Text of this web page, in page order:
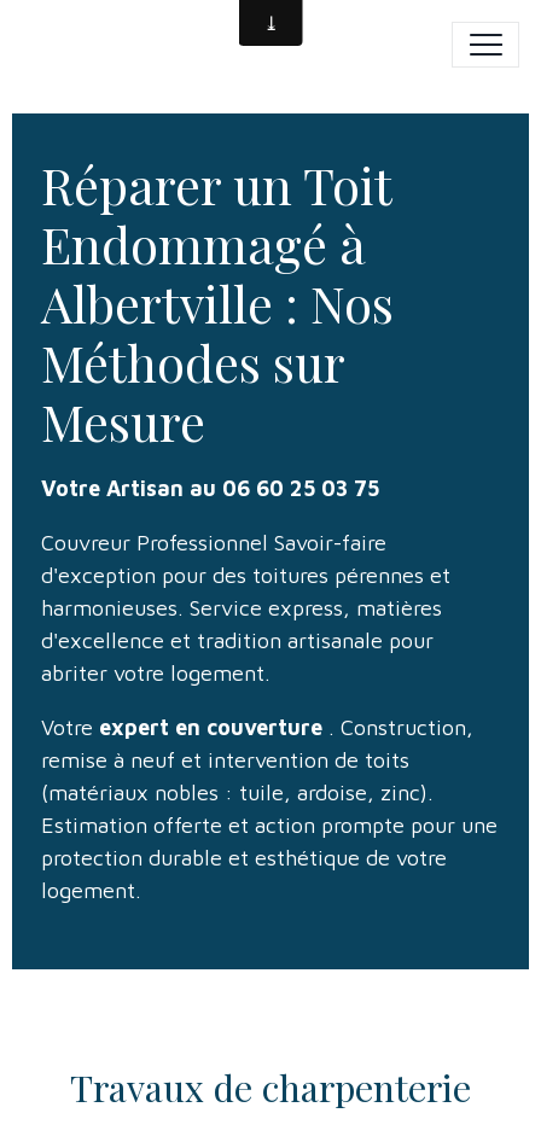
Réparer un Toit
Endommagé à
Albertville : Nos
Méthodes sur
Mesure
Votre Artisan au 06 60 25 03 75
Couvreur Professionnel Savoir-faire
d'exception pour des toitures pérennes et
harmonieuses. Service express, matières
d'excellence et tradition artisanale pour
abriter votre logement.
Votre expert en couverture . Construction,
remise à neuf et intervention de toits
(matériaux nobles : tuile, ardoise, zinc).
Estimation offerte et action prompte pour une
protection durable et esthétique de votre
logement.
Travaux de charpenterie